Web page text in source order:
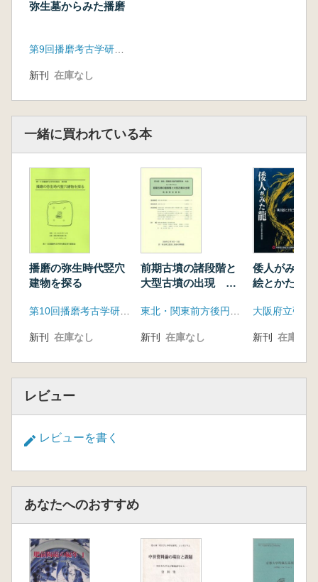
弥生墓からみた播磨
第9回播磨考古学研究集会実行委員会
新刊 在庫なし
一緒に買われている本
播磨の弥生時代竪穴
建物を探る
新刊 在庫なし
前期古墳の諸段階と
大型古墳の出現 発
新刊 在庫なし
倭人がみた
絵とかたち
新刊 在庫なし
レビュー
レビューを書く
あなたへのおすすめ